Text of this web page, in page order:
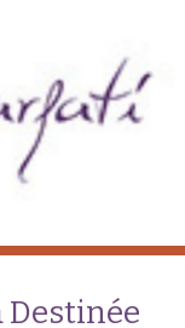
Destinée